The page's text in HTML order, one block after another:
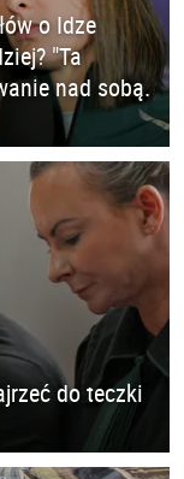
o Idze
"Ta
nad sobą.
do teczki